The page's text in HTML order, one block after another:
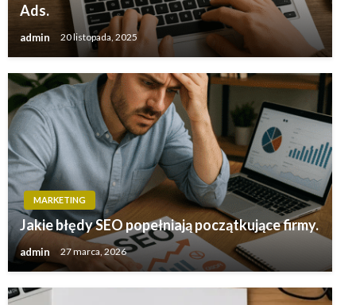
Ads.
admin 20 listopada, 2025
MARKETING
Jakie błędy SEO popełniają początkujące firmy.
admin 27 marca, 2026